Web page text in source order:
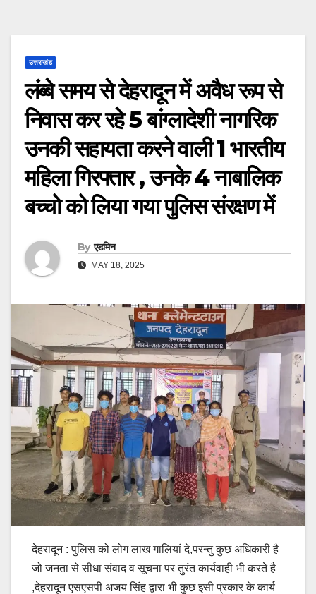
उत्तराखंड
लंब्बे समय से देहरादून में अवैध रूप से
निवास कर रहे 5 बांग्लादेशी नागरिक
उनकी सहायता करने वाली 1 भारतीय
महिला गिरफ्तार , उनके 4 नाबालिक
बच्चो को लिया गया पुलिस संरक्षण में
By एडमिन
MAY 18, 2025
देहरादून : पुलिस को लोग लाख गालियां दे,परन्तु कुछ अधिकारी है
जो जनता से सीधा संवाद व सूचना पर तुरंत कार्यवाही भी करते है
,देहरादून एसएसपी अजय सिंह द्वारा भी कुछ इसी प्रकार के कार्य